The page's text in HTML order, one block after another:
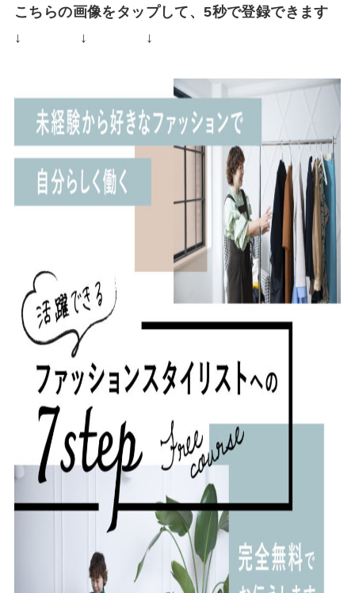
こちらの画像をタップして、5秒で登録できます
↓ ↓ ↓